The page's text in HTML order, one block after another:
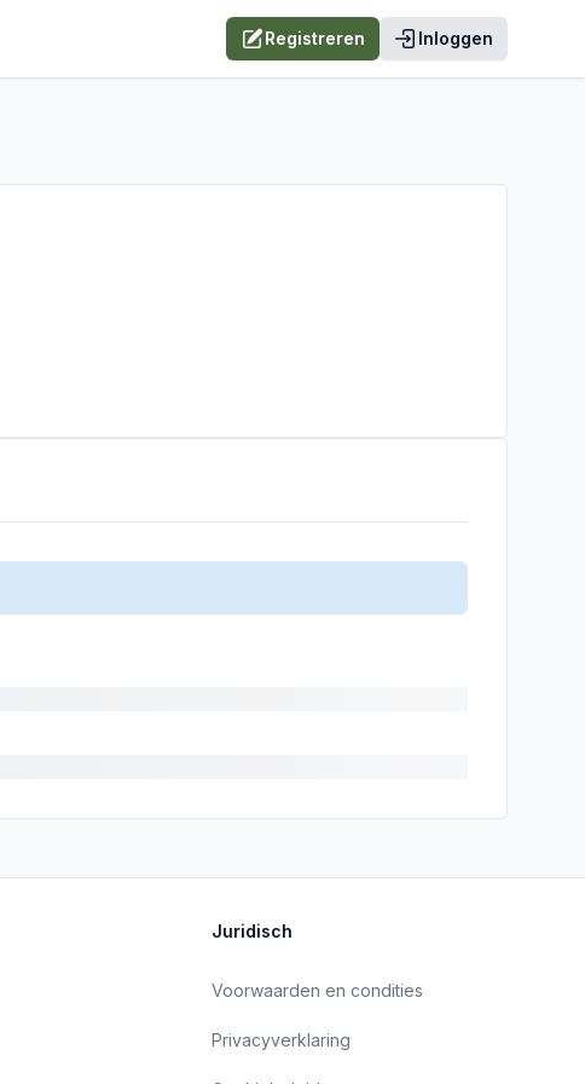
Registreren Inloggen
Juridisch
Voorwaarden en condities
Privacyverklaring